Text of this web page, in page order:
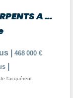
SARTROUVILLE LES DIX ARPENTS A 9 MIN GARE APPARTEMENT DE 3...
468 000 €
l'acquéreur